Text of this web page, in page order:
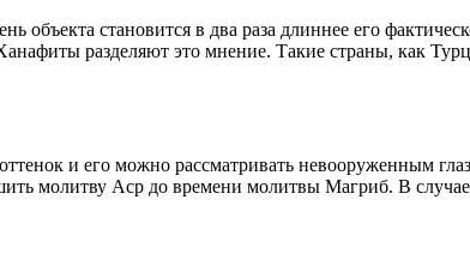
объекта становится в два раза длиннее его
разделяют это мнение. Такие страны, как
и его можно рассматривать невооруженным
молитву Аср до времени молитвы Магриб. В